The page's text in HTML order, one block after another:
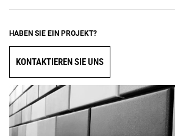
HABEN SIE EIN PROJEKT?
KONTAKTIEREN SIE UNS